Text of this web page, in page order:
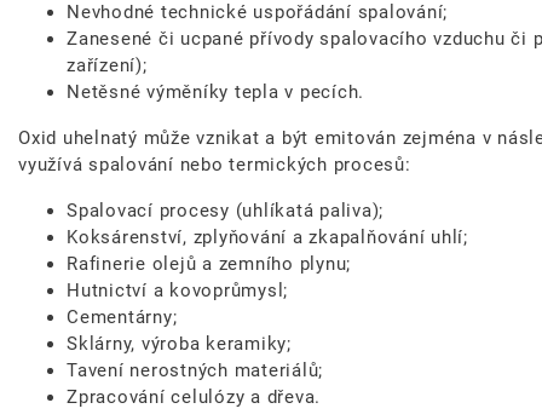
Nevhodné technické uspořádání spalování;
Zanesené či ucpané přívody spalovacího vzduchu či
zařízení);
Netěsné výměníky tepla v pecích.
Oxid uhelnatý může vznikat a být emitován zejména v
využívá spalování nebo termických procesů:
Spalovací procesy (uhlíkatá paliva);
Koksárenství, zplyňování a zkapalňování uhlí;
Rafinerie olejů a zemního plynu;
Hutnictví a kovoprůmysl;
Cementárny;
Sklárny, výroba keramiky;
Tavení nerostných materiálů;
Zpracování celulózy a dřeva.